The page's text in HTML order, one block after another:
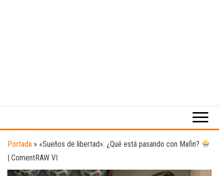
digital
el
música.
Portada » «Sueños de libertad»: ¿Qué está pasando con Mafin?
| ComentRAW VI